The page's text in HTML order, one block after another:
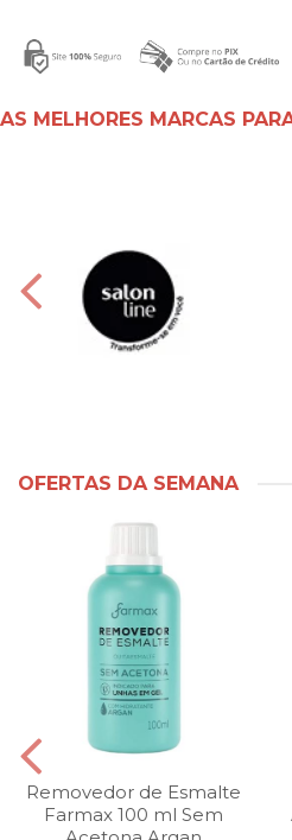
AS MELHORES MARCAS
OFERTAS DA SEMANA
Removedor de Esmalte
Farmax 100 ml Sem